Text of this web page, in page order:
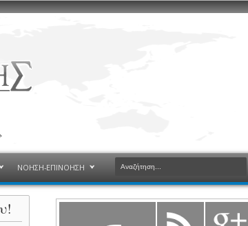
ΝΟΗΣΗ-ΕΠΙΝΟΗΣΗ